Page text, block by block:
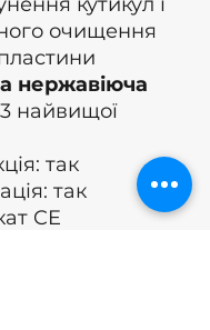
очищення
нержавіюча
найвищої
так
так
CE